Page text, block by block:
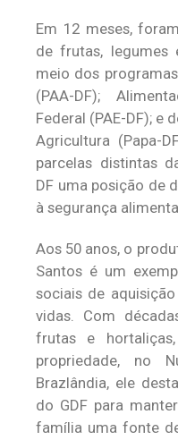
Em 12 meses,
de frutas, legumes
meio dos
(PAA-DF);
Federal (PAE-DF); e
Agricultura (Papa-
parcelas distintas
DF uma posição de
à segurança
Aos 50 anos, o
Santos é um
sociais de
vidas. Com
frutas e
propriedade, no
Brazlândia, ele
do GDF para
família uma fonte